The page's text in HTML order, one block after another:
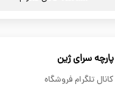
پارچه سرای ژین
کانال تلگرام فروشگاه